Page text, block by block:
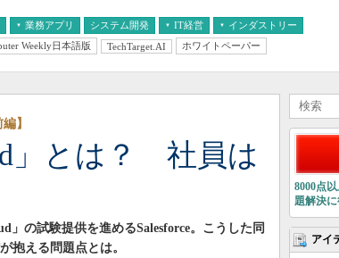
業務アプリ システム開発 IT経営
とIT
インダストリー
医療IT
Weekly日本語版 TechTarget.AI ホワイトペーパー
」とは？ 社員は
】
の試験提供を進めるSalesforce。こうした同
抱える問題点とは。
8000点
題解決
アイ